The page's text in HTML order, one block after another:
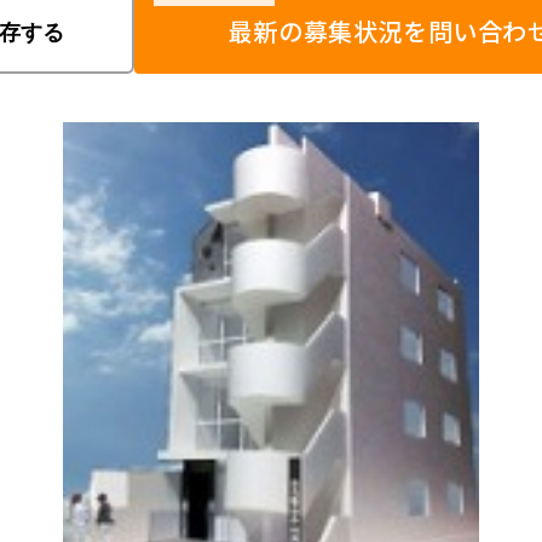
する 最新の募集状況を問い合わ